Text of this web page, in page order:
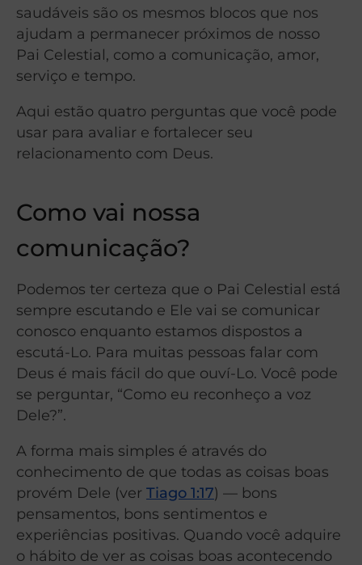
saudáveis são os mesmos blocos que nos
ajudam a permanecer próximos de nosso
Pai Celestial, como a comunicação, amor,
serviço e tempo.
Aqui estão quatro perguntas que você pode
usar para avaliar e fortalecer seu
relacionamento com Deus.
Como vai nossa
comunicação?
Podemos ter certeza que o Pai Celestial está
sempre escutando e Ele vai se comunicar
conosco enquanto estamos dispostos a
escutá-Lo. Para muitas pessoas falar com
Deus é mais fácil do que ouví-Lo. Você pode
se perguntar, “Como eu reconheço a voz
Dele?”.
A forma mais simples é através do
conhecimento de que todas as coisas boas
provém Dele (ver Tiago 1:17) — bons
pensamentos, bons sentimentos e
experiências positivas. Quando você adquire
o hábito de ver as coisas boas acontecendo